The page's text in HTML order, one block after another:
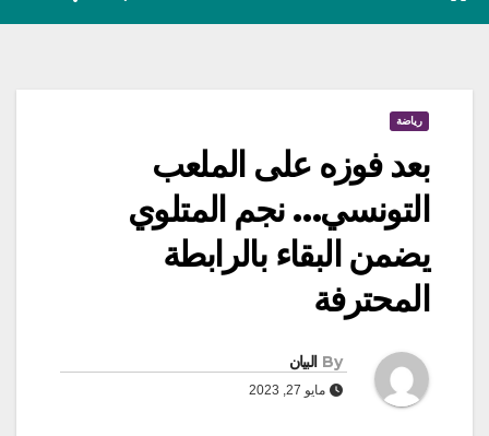
رياضة
بعد فوزه على الملعب
التونسي… نجم المتلوي
يضمن البقاء بالرابطة
المحترفة
By البيان
مايو 27, 2023